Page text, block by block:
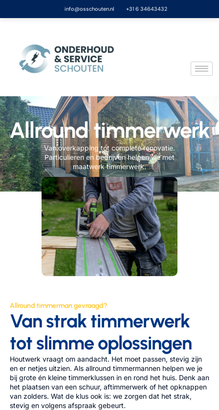
info@osschouten.nl +31 6 34643432
Allround timmerwerk
Van overkapping tot complete renovatie.
Particulieren en bedrijven helpen we met
maatwerk timmerwerk.
Allround timmerman gevraagd?
Van strak timmerwerk
tot slimme oplossingen
Houtwerk vraagt om aandacht. Het moet passen, stevig zijn
en er netjes uitzien. Als allround timmermannen helpen we je
bij grote én kleine timmerklussen in en rond het huis. Denk aan
het plaatsen van een schuur, aftimmerwerk of het opknappen
van zolders. Wat de klus ook is: we zorgen dat het strak,
stevig en volgens afspraak gebeurt.